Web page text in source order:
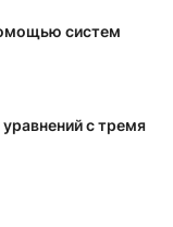
систем
с тремя